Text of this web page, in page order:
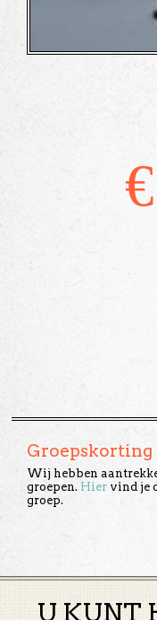
€
Groepskorting
Wij hebben
groepen. Hier vind je
groep.
U KUNT